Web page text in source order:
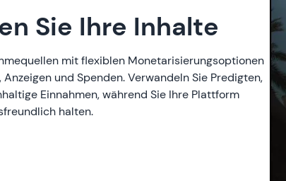
Sie Ihre Inhalte
mit flexiblen Monetarisierungsoptionen
und Spenden. Verwandeln Sie Predigten,
Einnahmen, während Sie Ihre Plattform
halten.